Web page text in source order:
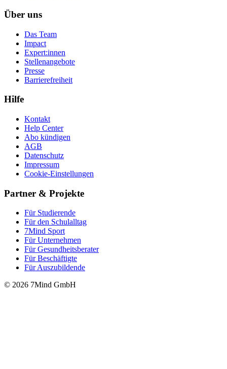
Über uns
Das Team
Impact
Expert:innen
Stellenangebote
Presse
Barrierefreiheit
Hilfe
Kontakt
Help Center
Abo kündigen
AGB
Datenschutz
Impressum
Cookie-Einstellungen
Partner & Projekte
Für Stu­die­rende
Für den Schulalltag
7Mind Sport
Für Unter­neh­men
Für Gesund­heits­be­ra­ter
Für Beschäftigte
Für Auszubildende
© 2026 7Mind GmbH